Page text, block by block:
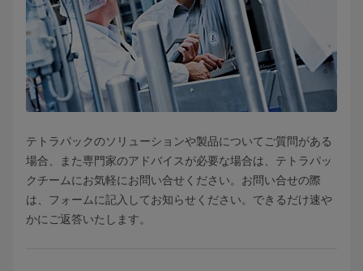
テトラパックのソリューションや製品についてご質問がある
場合、また専門家のアドバイスが必要な場合は、テトラパッ
クチームにお気軽にお問い合せください。お問い合せの際
は、フォームに記入してお知らせください。できるだけ速や
かにご返答いたします。